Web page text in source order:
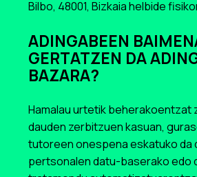
Bilbo, 48001, Bizkaia helbide
ADINGABEEN
GERTATZEN DA
BAZARA?
Hamalau urtetik beherakoentzat
dauden zerbitzuen kasuan,
tutoreen onespena eskatuko da
pertsonalen datu-baserako edo